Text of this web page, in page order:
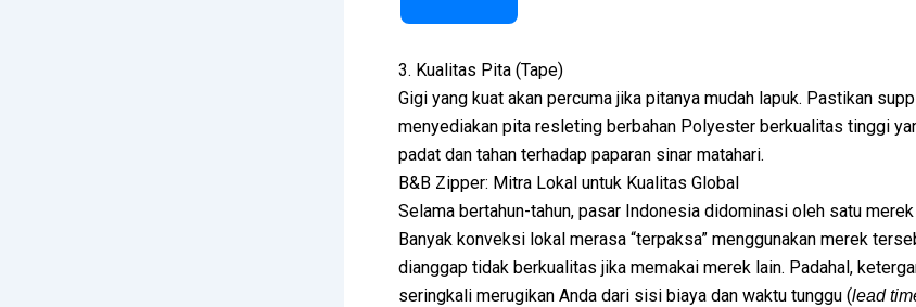
3. Kualitas Pita (Tape)
Gigi yang kuat akan percuma jika pitanya mudah lapuk. Pastikan
menyediakan pita resleting berbahan Polyester berkualitas tinggi
padat dan tahan terhadap paparan sinar matahari.
B&B Zipper: Mitra Lokal untuk Kualitas Global
Selama bertahun-tahun, pasar Indonesia didominasi oleh satu
Banyak konveksi lokal merasa “terpaksa” menggunakan merek
dianggap tidak berkualitas jika memakai merek lain. Padahal,
seringkali merugikan Anda dari sisi biaya dan waktu tunggu (lead